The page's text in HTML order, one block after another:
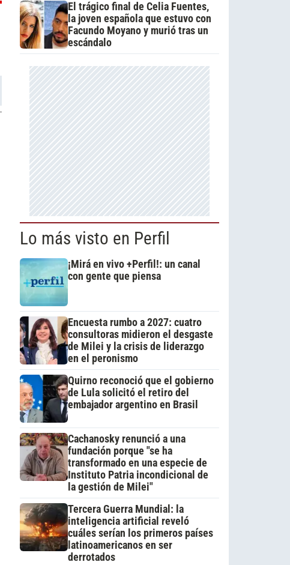
El trágico final de Celia Fuentes,
la joven española que estuvo con
Facundo Moyano y murió tras un
escándalo
Lo más visto en Perfil
¡Mirá en vivo +Perfil!: un canal
con gente que piensa
Encuesta rumbo a 2027: cuatro
consultoras midieron el desgaste
de Milei y la crisis de liderazgo
en el peronismo
Quirno reconoció que el gobierno
de Lula solicitó el retiro del
embajador argentino en Brasil
Cachanosky renunció a una
fundación porque "se ha
transformado en una especie de
Instituto Patria incondicional de
la gestión de Milei"
Tercera Guerra Mundial: la
inteligencia artificial reveló
cuáles serían los primeros países
latinoamericanos en ser
derrotados